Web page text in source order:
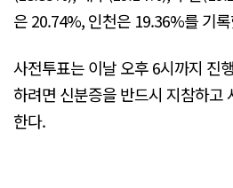
은 20.74%, 인천은 19.36%를 기
사전투표는 이날 오후 6시까지 진
하려면 신분증을 반드시 지참하고
한다.